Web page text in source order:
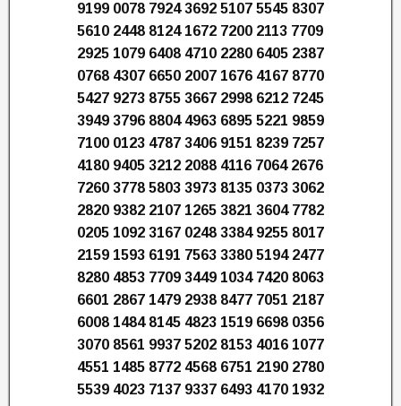
9199 0078 7924 3692 5107 5545 8307
5610 2448 8124 1672 7200 2113 7709
2925 1079 6408 4710 2280 6405 2387
0768 4307 6650 2007 1676 4167 8770
5427 9273 8755 3667 2998 6212 7245
3949 3796 8804 4963 6895 5221 9859
7100 0123 4787 3406 9151 8239 7257
4180 9405 3212 2088 4116 7064 2676
7260 3778 5803 3973 8135 0373 3062
2820 9382 2107 1265 3821 3604 7782
0205 1092 3167 0248 3384 9255 8017
2159 1593 6191 7563 3380 5194 2477
8280 4853 7709 3449 1034 7420 8063
6601 2867 1479 2938 8477 7051 2187
6008 1484 8145 4823 1519 6698 0356
3070 8561 9937 5202 8153 4016 1077
4551 1485 8772 4568 6751 2190 2780
5539 4023 7137 9337 6493 4170 1932